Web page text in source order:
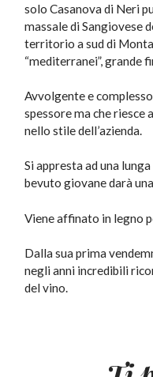
solo Casanova di Neri
massale di Sangiovese
territorio a sud di
“mediterranei”, grande
Avvolgente e
spessore ma che
nello stile dell’azienda.
Si appresta ad una
bevuto giovane darà
Viene affinato in legno
Dalla sua prima
negli anni incredibili
del vino.